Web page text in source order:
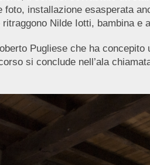
installazione esasperata
Nilde Iotti, bambina e
Pugliese che ha
si conclude nell’ala